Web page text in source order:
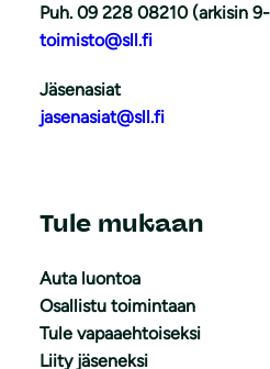
Puh. 09 228 08210 (arkisin
toimisto@sll.fi
Jäsenasiat
jasenasiat@sll.fi
Tule mukaan
Auta luontoa
Osallistu toimintaan
Tule vapaaehtoiseksi
Liity jäseneksi